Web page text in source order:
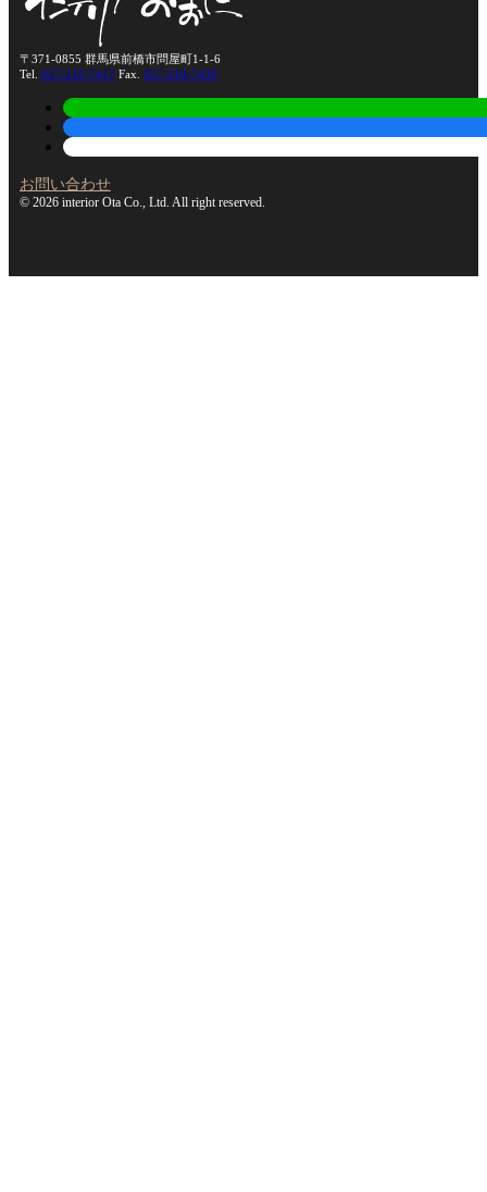
〒371-0855 群馬県前橋市問屋町1-1-6
Tel. 027-210-7417 Fax. 027-210-7439
お問い合わせ
© 2026 interior Ota Co., Ltd. All right reserved.